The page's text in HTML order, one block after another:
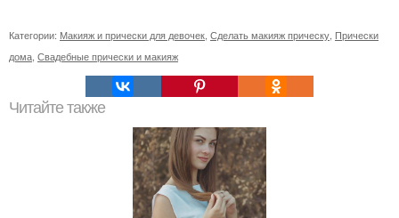
Категории: Макияж и прически для девочек Сделать макияж прическу Прически
дома Свадебные прически и макияж
Читайте также